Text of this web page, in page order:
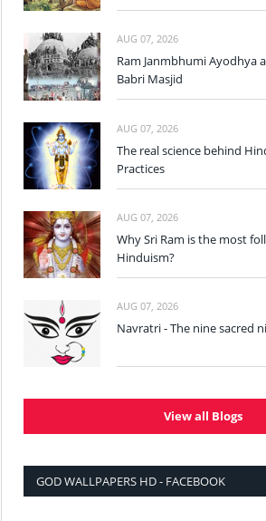
AUG 07, 2026
Ram Janmbhumi Ayodhya
Babri Masjid
AUG 07, 2026
The real science behind
Practices
AUG 07, 2026
Why Sri Ram is the most
Hinduism?
AUG 07, 2026
Navratri - The nine sacred
View all Blogs
GOD WALLPAPERS HD - FACEBOOK